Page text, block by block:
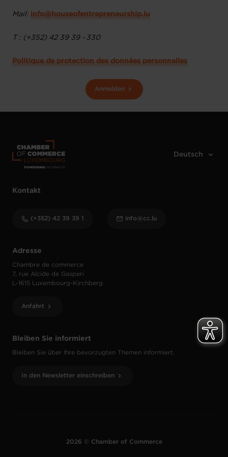
Mail: info@houseofentrepreneurship.lu
T : (+352) 42 39 39 - 330
Politique de protection des données personnelles
Anmelden
Bleiben Sie informiert
Bleiben Sie über Ihre bevorzugten Themen informiert.
In den Newsletter einschreiben
Adresse
Chambre de commerce
7, rue Alcide de Gasperi
L-1615 Luxembourg-Kirchberg
Anfahrt
Kontakt
(+352) 42 39 39 1 info@cc.lu
2026 © Chamber of Commerce